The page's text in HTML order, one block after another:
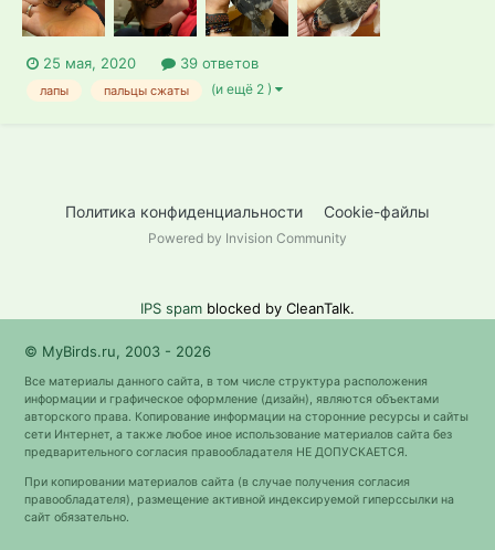
одно перо. Ночью вышла кормить кошк...
25 мая, 2020 39 ответов
лапы пальцы сжаты (и ещё 2 )
Политика конфиденциальности Cookie-файлы
Powered by Invision Community
IPS spam blocked by CleanTalk.
© MyBirds.ru, 2003 - 2026
Все материалы данного сайта, в том числе структура расположения
информации и графическое оформление (дизайн), являются объектами
авторского права. Копирование информации на сторонние ресурсы и сайты
сети Интернет, а также любое иное использование материалов сайта без
предварительного согласия правообладателя НЕ ДОПУСКАЕТСЯ.
При копировании материалов сайта (в случае получения согласия
правообладателя), размещение активной индексируемой гиперссылки на
сайт обязательно.